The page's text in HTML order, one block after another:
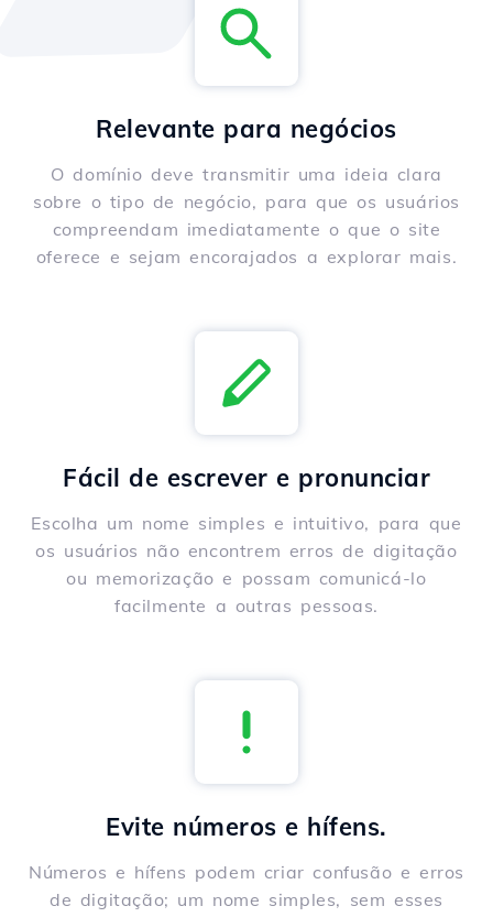
Relevante para negócios
O domínio deve transmitir uma ideia clara
sobre o tipo de negócio, para que os usuários
compreendam imediatamente o que o site
oferece e sejam encorajados a explorar mais.
Fácil de escrever e pronunciar
Escolha um nome simples e intuitivo, para que
os usuários não encontrem erros de digitação
ou memorização e possam comunicá-lo
facilmente a outras pessoas.
Evite números e hífens.
Números e hífens podem criar confusão e erros
de digitação; um nome simples, sem esses